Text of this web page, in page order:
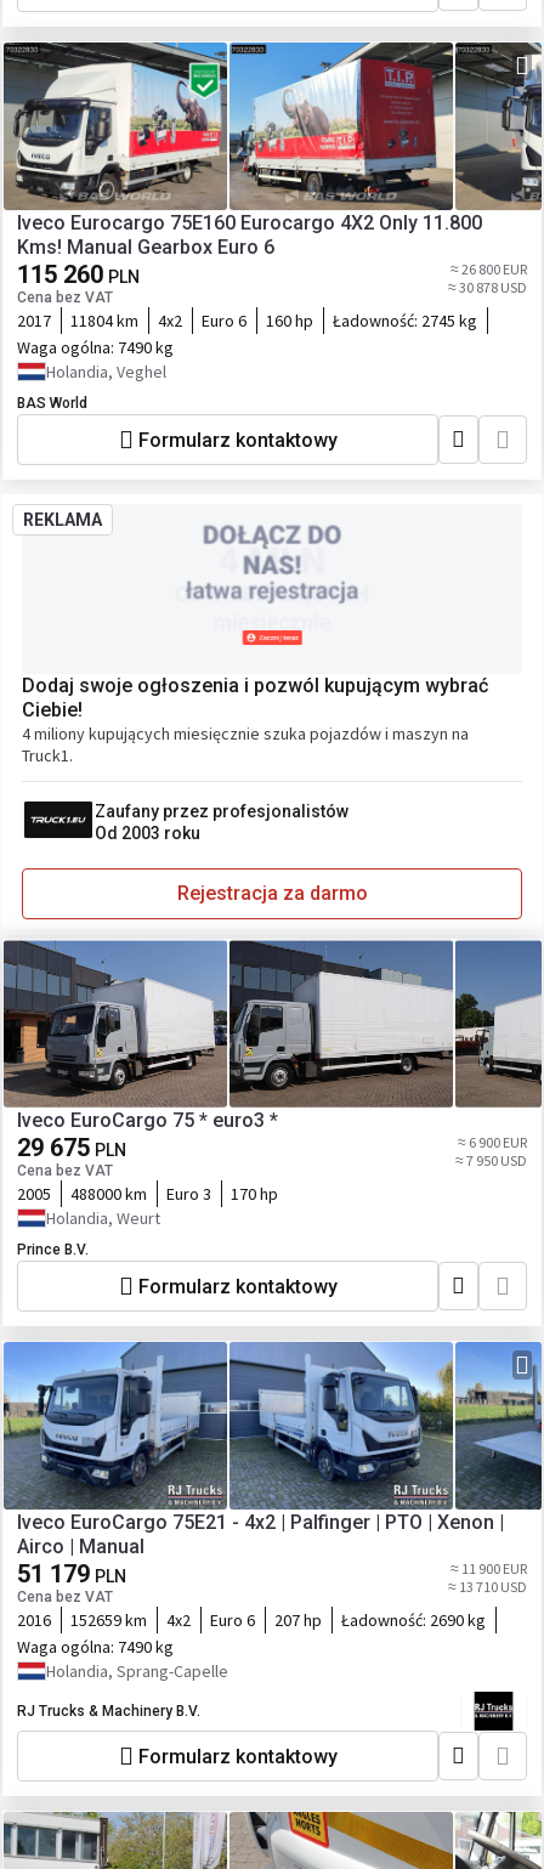
Iveco Eurocargo 75E160 Eurocargo 4X2 Only 11.800
Kms! Manual Gearbox Euro 6
115 260 PLN
Cena bez VAT
≈ 26 800 EUR
≈ 30 878 USD
2017 11804 km 4x2 Euro 6 160 hp Ładowność: 2745 kg
Waga ogólna: 7490 kg
Holandia, Veghel
BAS World
Formularz kontaktowy
REKLAMA
Dodaj swoje ogłoszenia i pozwól kupującym wybrać
Ciebie!
4 miliony kupujących miesięcznie szuka pojazdów i maszyn na
Truck1.
Zaufany przez profesjonalistów
Od 2003 roku
Rejestracja za darmo
Iveco EuroCargo 75 * euro3 *
29 675 PLN
Cena bez VAT
≈ 6 900 EUR
≈ 7 950 USD
2005 488000 km Euro 3
170 hp
Holandia, Weurt
Prince B.V.
Formularz kontaktowy
Iveco EuroCargo 75E21 - 4x2 | Palfinger | PTO | Xenon |
Airco | Manual
51 179 PLN
Cena bez VAT
≈ 11 900 EUR
≈ 13 710 USD
2016 152659 km 4x2 Euro 6 207 hp Ładowność: 2690 kg
Waga ogólna: 7490 kg
Holandia, Sprang-Capelle
RJ Trucks & Machinery B.V.
Formularz kontaktowy